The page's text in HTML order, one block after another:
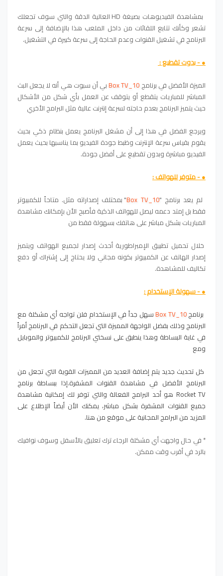
بمشاهدة الفيديوهات بصيغة HD العالية الدقة والتي سوف تجعلك
تشعر وكأنك تتابع اللقائات من داخل الملعب هذا بالإضافة إلى سرعة
البرنامج في تشغيل القنوات وعدم الحاجة إلى سرعة كبيرة في التشغيل.
● - بدوت تقطيع :
الميزة الأفضل في برنامج Box TV_10بي أن سبوت هي أنه لا يجعل البث
المباشر للمباريات يتقطع أو يتوقف عن العمل بأي شكل من الأشكال
حيث يتميز البرنامج بعدم حاجته لسرعة إنترنت عالية مثل البرامج الأخري
ويرجع الفضل في هذا إلى أن مشغل البرنامج يعمل بنظام ذكي بحيث
يقوم بقياس سرعة الإنترنت وظبط جودة الفيديو بما يناسبها بحيث يعمل
الفيديو مباشرة وبدون تقطيع على أفضل جودة.
● - متوفر للهواتف :
لم يعد برنامج "Box TV_10" بمختلف إصداراته مثل. متاحاً للكمبيوتر
فقط بل إمتد دعمه ليصل للهواتف الذكية فأصبح الأن بإمكانك مشاهدة
المباريات بشكل مباشر على هاتفك بسهولة فقط من
خلال تحميل تطبيق الإمبراطورية أحدث إصدار لجميع الهواتف ويتميز
إصدار الهاتف عن الكمبيوتر بكونه مجاني ولا يحتاج إلى إشتراك أو دفع
تكاليف للمشاهدة.
● - سهولة الإستخدام :
برنامجBox TV_10سهل جداً في الإستخدام فلن تواجه أي مشكلة مع
البرنامج وذلك بفضل الواجهة المميزة التي تجعل التحكم في البرنامج أمراً
في غاية البساطة وهذا ينطبق على نسختي البرنامج للكمبيوتر والموبايل
ومع
كل تحديث جديد يتم إضافة العديد من المميزات القوية التي تجعل من
البرنامج الأفضل في مشاهدة القنوات المشفرة.إذا ببساطة برنامج
Rocket TV هو أحد البرامج الفعالة والتي توفر لك إمكانية مشاهدة
جميع القنوات المشفرة بشكل مباشر، يمكنك الأن أيضاً الإطلاع على
المزيد من البرامج المجانية على موقع من هنا.
* في حال واجهت أي مشكلة الرجاء ترك تعليق بالأسفل وسوف نوافيك
بالرد في أقرب وقت ممكن.